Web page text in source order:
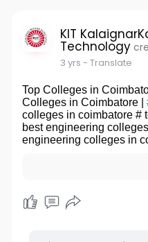
KIT
Technology
3 yrs - Translate
Top Colleges in
Colleges in Coimbatore |
colleges in coimbatore #
best engineering
engineering colleges in